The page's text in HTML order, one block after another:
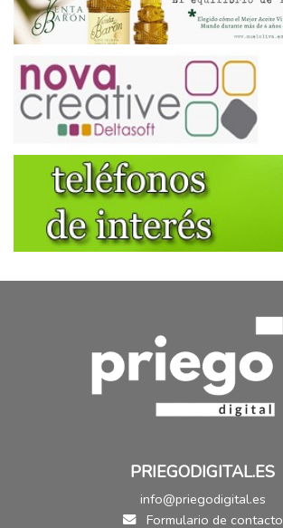
PRIEGODIGITAL.ES
info@priegodigital.es
Formulario de contacto